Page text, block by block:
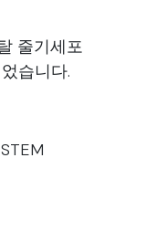
줄기세포
습니다.